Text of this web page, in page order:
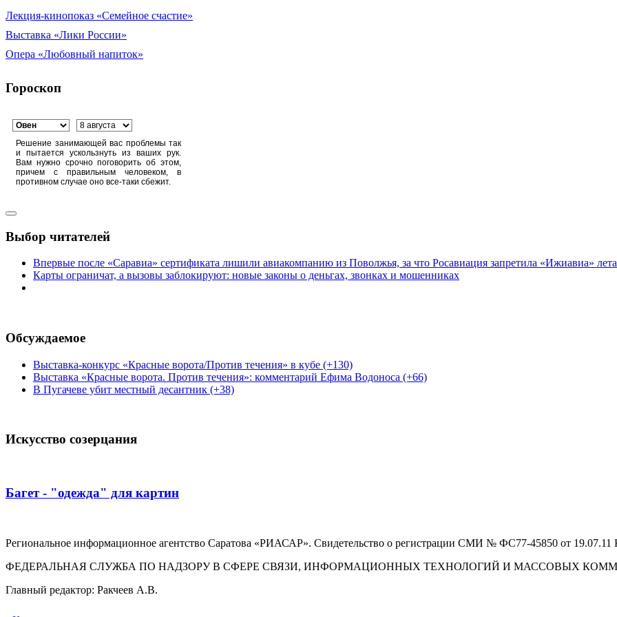
Лекция-кинопоказ «Семейное счастие»
Выставка «Лики России»
Опера «Любовный напиток»
Гороскоп
Решение занимающей вас проблемы так
и пытается ускользнуть из ваших рук.
Вам нужно срочно поговорить об этом,
причем с правильным человеком, в
противном случае оно все-таки сбежит.
Выбор читателей
Впервые после «Саравиа» сертификата лишили авиакомпанию из Поволжья, за что Росавиация запретила «Ижиавиа»
Карты ограничат, а вызовы заблокируют: новые законы о деньгах, звонках и мошенниках
Обсуждаемое
Выставка-конкурс «Красные ворота/Против течения» в кубе (+130)
Выставка «Красные ворота. Против течения»: комментарий Ефима Водоноса (+66)
В Пугачеве убит местный десантник (+38)
Искусство созерцания
Багет - "одежда" для картин
Региональное информационное агентство Саратова «РИАСАР». Свидетельство о регистрации СМИ № ФС77-45850 от
ФЕДЕРАЛЬНАЯ СЛУЖБА ПО НАДЗОРУ В СФЕРЕ СВЯЗИ, ИНФОРМАЦИОННЫХ ТЕХНОЛОГИЙ И МАССОВЫХ
Главный редактор: Ракчеев А.В.